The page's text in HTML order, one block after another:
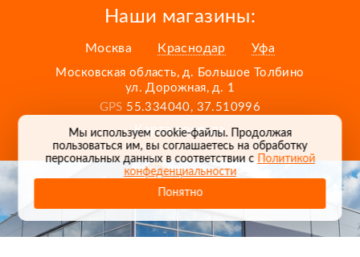
Наши магазины:
Москва Краснодар Уфа
Московская область, д. Большое Толбино
ул. Дорожная, д. 1
GPS 55.334040, 37.510996
Карта проезда
Мы используем cookie-файлы. Продолжая
пользоваться им, вы соглашаетесь на обработку
персональных данных в соответствии сПолитикой
конфеденциальности
Понятно